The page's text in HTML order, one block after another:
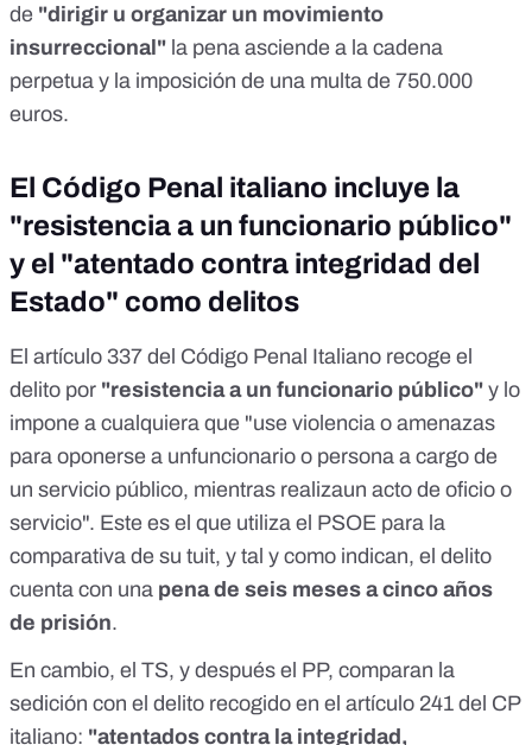
de "dirigir u organizar un movimiento
insurreccional" la pena asciende a la cadena
perpetua y la imposición de una multa de 750.000
euros.
El Código Penal italiano incluye la
"resistencia a un funcionario público"
y el "atentado contra integridad del
Estado" como delitos
El artículo 337 del Código Penal Italiano recoge el
delito por "resistencia a un funcionario público" y lo
impone a cualquiera que "use violencia o amenazas
para oponerse a unfuncionario o persona a cargo de
un servicio público, mientras realizaun acto de oficio o
servicio". Este es el que utiliza el PSOE para la
comparativa de su tuit, y tal y como indican, el delito
cuenta con una pena de seis meses a cinco años
de prisión.
En cambio, el TS, y después el PP, comparan la
sedición con el delito recogido en el artículo 241 del CP
italiano: "atentados contra la integridad,